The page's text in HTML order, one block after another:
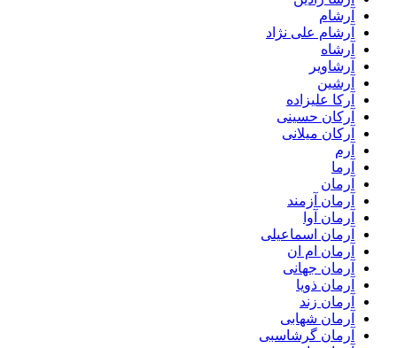
آرشام
آرشام علی نژاد
آرشاه
آرشاویر
آرشین
آرکا علیزاده
آرکان حسینی
آرکان میلانی
آرم
آرما
آرمان
آرمان آزمند
آرمان آوا
آرمان اسماعیلی
آرمان ام ان
آرمان جهانی
آرمان ذویا
آرمان زند
آرمان شهابی
آرمان گرشاسبی